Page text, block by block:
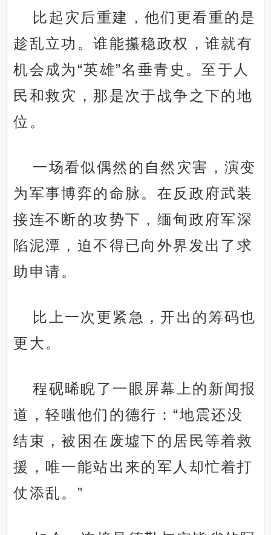
比起灾后重建，他们更看重的是
趁乱立功。谁能攥稳政权，谁就有
机会成为“英雄”名垂青史。至于人
民和救灾，那是次于战争之下的地
位。
一场看似偶然的自然灾害，演变
为军事博弈的命脉。在反政府武装
接连不断的攻势下，缅甸政府军深
陷泥潭，迫不得已向外界发出了求
助申请。
比上一次更紧急，开出的筹码也
更大。
程砚晞睨了一眼屏幕上的新闻报
道，轻嗤他们的德行：“地震还没
结束，被困在废墟下的居民等着救
援，唯一能站出来的军人却忙着打
仗添乱。”